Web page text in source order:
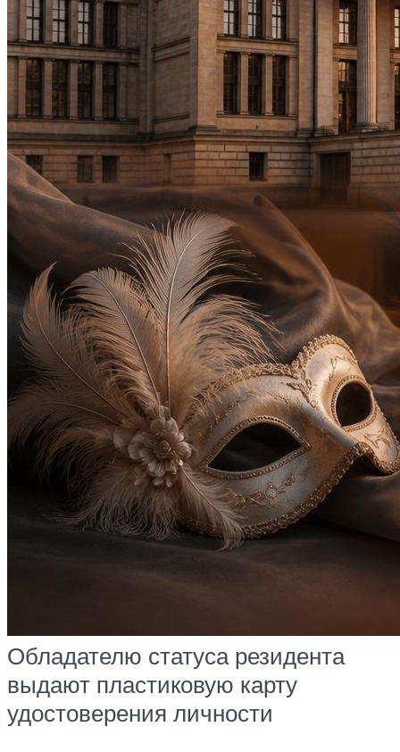
Обладателю статуса резидента
выдают пластиковую карту
удостоверения личности